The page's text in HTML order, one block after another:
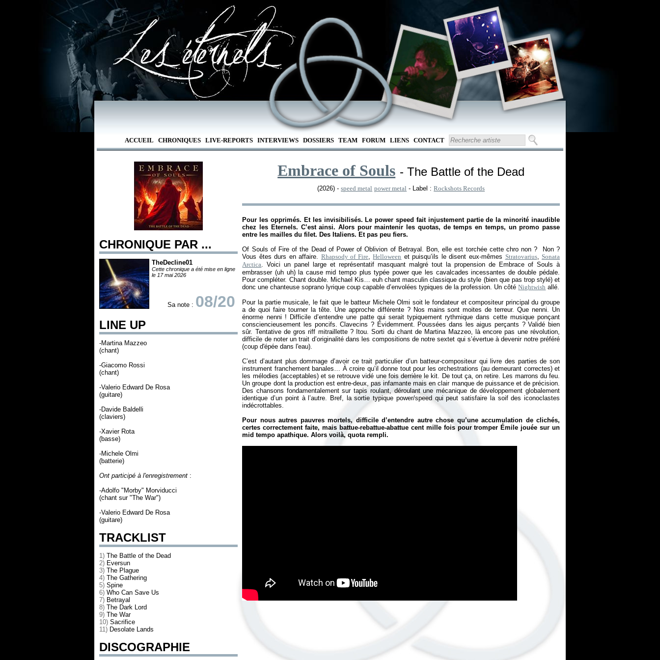
ACCUEIL CHRONIQUES LIVE-REPORTS INTERVIEWS DOSSIERS TEAM FORUM LIENS CONTACT
CHRONIQUE PAR ...
TheDecline01
Cette chronique a été mise en ligne
le 17 mai 2026
Sa note : 08/20
LINE UP
-Martina Mazzeo
(chant)
-Giacomo Rossi
(chant)
-Valerio Edward De Rosa
(guitare)
-Davide Baldelli
(claviers)
-Xavier Rota
(basse)
-Michele Olmi
(batterie)
Ont participé à l'enregistrement :
-Adolfo "Morby" Morviducci
(chant sur "The War")
-Valerio Edward De Rosa
(guitare)
TRACKLIST
1) The Battle of the Dead
2) Eversun
3) The Plague
4) The Gathering
5) Spine
6) Who Can Save Us
7) Betrayal
8) The Dark Lord
9) The War
10) Sacrifice
11) Desolate Lands
DISCOGRAPHIE
Embrace of Souls - The Battle of the Dead
(2026) -speed metal power metal - Label :Rockshots Records
Pour les opprimés. Et les invisibilisés. Le power speed fait injustement partie de la minorité inaudible
chez les Eternels. C’est ainsi. Alors pour maintenir les quotas, de temps en temps, un promo passe
entre les mailles du filet. Des Italiens. Et pas peu fiers.
Of Souls of Fire of the Dead of Power of Oblivion of Betrayal. Bon, elle est torchée cette chro non ? Non ?
Vous êtes durs en affaire. Rhapsody of Fire,Helloween et puisqu’ils le disent eux-mêmes Stratovarius, Sonata
Arctica. Voici un panel large et représentatif masquant malgré tout la propension de Embrace of Souls à
embrasser (uh uh) la cause mid tempo plus typée power que les cavalcades incessantes de double pédale.
Pour compléter. Chant double. Michael Kis… euh chant masculin classique du style (bien que pas trop stylé) et
donc une chanteuse soprano lyrique coup capable d’envolées typiques de la profession. Un côtéNightwish allé.
Pour la partie musicale, le fait que le batteur Michele Olmi soit le fondateur et compositeur principal du groupe
a de quoi faire tourner la tête. Une approche différente ? Nos mains sont moites de terreur. Que nenni. Un
énorme nenni ! Difficile d’entendre une patte qui serait typiquement rythmique dans cette musique ponçant
consciencieusement les poncifs. Clavecins ? Évidemment. Poussées dans les aigus perçants ? Validé bien
sûr. Tentative de gros riff mitraillette ? Itou. Sorti du chant de Martina Mazzeo, là encore pas une révolution,
difficile de noter un trait d’originalité dans les compositions de notre sextet qui s’évertue à devenir notre préféré
(coup d'épée dans l'eau).
C’est d’autant plus dommage d’avoir ce trait particulier d’un batteur-compositeur qui livre des parties de son
instrument franchement banales… À croire qu’il donne tout pour les orchestrations (au demeurant correctes) et
les mélodies (acceptables) et se retrouve vidé une fois derrière le kit. De tout ça, on retire. Les marrons du feu.
Un groupe dont la production est entre-deux, pas infamante mais en clair manque de puissance et de précision.
Des chansons fondamentalement sur tapis roulant, déroulant une mécanique de développement globalement
identique d’un point à l’autre. Bref, la sortie typique power/speed qui peut satisfaire la soif des iconoclastes
indécrottables.
Pour nous autres pauvres mortels, difficile d’entendre autre chose qu’une accumulation de clichés,
certes correctement faite, mais battue-rebattue-abattue cent mille fois pour tromper Émile jouée sur un
mid tempo apathique. Alors voilà, quota rempli.